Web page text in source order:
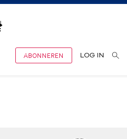
ABONNEREN LOG IN